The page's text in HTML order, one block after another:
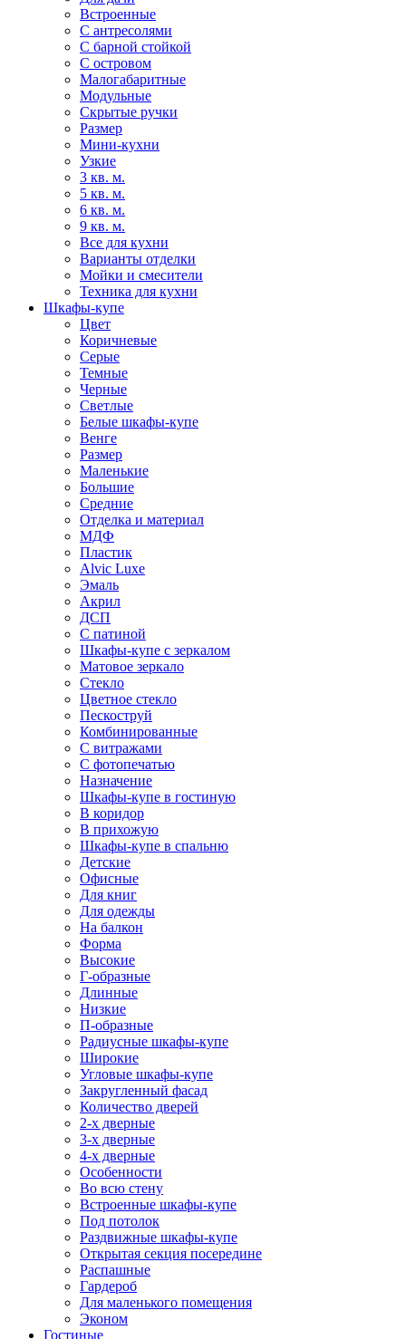
Встроенные
С антресолями
С барной стойкой
С островом
Малогабаритные
Модульные
Скрытые ручки
Размер
Мини-кухни
Узкие
3 кв. м.
5 кв. м.
6 кв. м.
9 кв. м.
Все для кухни
Варианты отделки
Мойки и смесители
Техника для кухни
Шкафы-купе
Цвет
Коричневые
Серые
Темные
Черные
Светлые
Белые шкафы-купе
Венге
Размер
Маленькие
Большие
Средние
Отделка и материал
МДФ
Пластик
Alvic Luxe
Эмаль
Акрил
ДСП
С патиной
Шкафы-купе с зеркалом
Матовое зеркало
Стекло
Цветное стекло
Пескоструй
Комбинированные
С витражами
С фотопечатью
Назначение
Шкафы-купе в гостиную
В коридор
В прихожую
Шкафы-купе в спальню
Детские
Офисные
Для книг
Для одежды
На балкон
Форма
Высокие
Г-образные
Длинные
Низкие
П-образные
Радиусные шкафы-купе
Широкие
Угловые шкафы-купе
Закругленный фасад
Количество дверей
2-х дверные
3-х дверные
4-х дверные
Особенности
Во всю стену
Встроенные шкафы-купе
Под потолок
Раздвижные шкафы-купе
Открытая секция посередине
Распашные
Гардероб
Для маленького помещения
Эконом
Гостиные